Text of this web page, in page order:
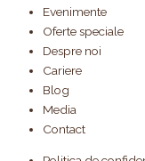
Evenimente
Oferte speciale
Despre noi
Cariere
Blog
Media
Contact